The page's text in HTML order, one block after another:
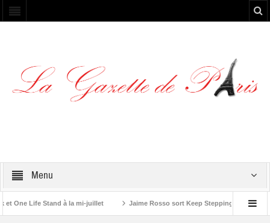
Menu
One Life Stand à la mi-juillet Jaime Rosso sort Keep Stepping, son nouvel